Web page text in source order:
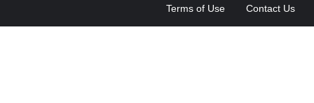
Terms of Use Contact Us